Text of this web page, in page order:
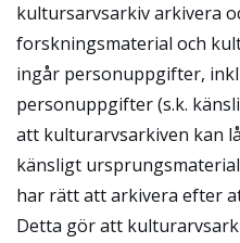
kultursarvsarkiv arkivera
forskningsmaterial och
ingår personuppgifter,
personuppgifter (s.k.
att kulturarvsarkiven kan
känsligt
har rätt att arkivera efter
Detta gör att